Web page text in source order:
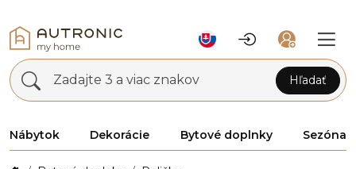
Zadajte 3 a viac znakov Hľadať
Nábytok Dekorácie Bytové doplnky Sezóna